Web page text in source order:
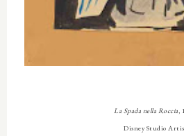
La Spada nella Roccia,
Disney Studio